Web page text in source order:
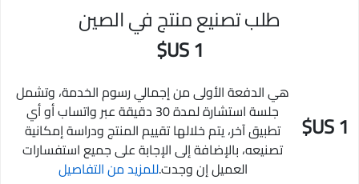
طلب تصنيع منتج في الصين
1 US$
1 US$
هي الدفعة الأولى من إجمالي رسوم الخدمة، وتشمل
جلسة استشارة لمدة 30 دقيقة عبر واتساب أو أي
تطبيق آخر، يتم خلالها تقييم المنتج ودراسة إمكانية
تصنيعه، بالإضافة إلى الإجابة على جميع استفسارات
العميل إن وجدت.للمزيد من التفاصيل